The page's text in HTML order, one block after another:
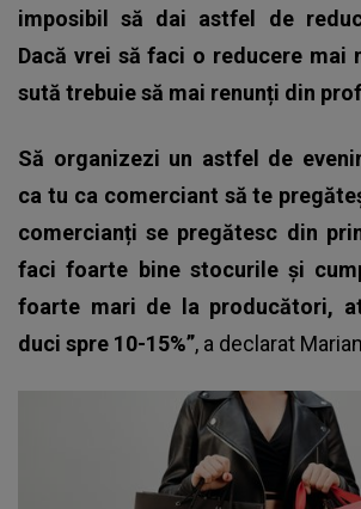
imposibil să dai astfel de
Dacă vrei să faci o reducere mai
sută trebuie să mai renunți din
Să organizezi un astfel de
ca tu ca comerciant să te
comercianți se pregătesc din
faci foarte bine stocurile și
foarte mari de la producători,
duci spre 10-15%”, a declarat